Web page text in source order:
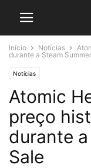
Início Notícias
durante a Steam
Notícias
Atomic
preço
durante
Sale